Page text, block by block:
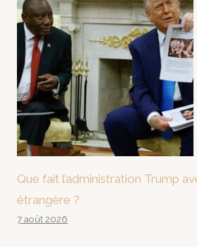
Que fait l’administration Trump
étrangère ?
7 août 2026